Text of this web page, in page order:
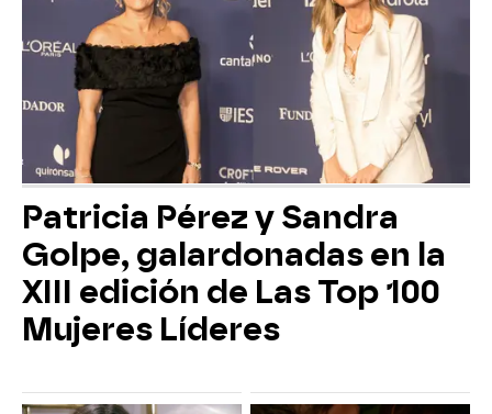
Patricia Pérez y Sandra
Golpe, galardonadas en la
XIII edición de Las Top 100
Mujeres Líderes